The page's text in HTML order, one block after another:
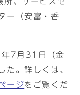
ー（安富・香
年7月31日（金
た。詳しくは、
ージをご覧くだ